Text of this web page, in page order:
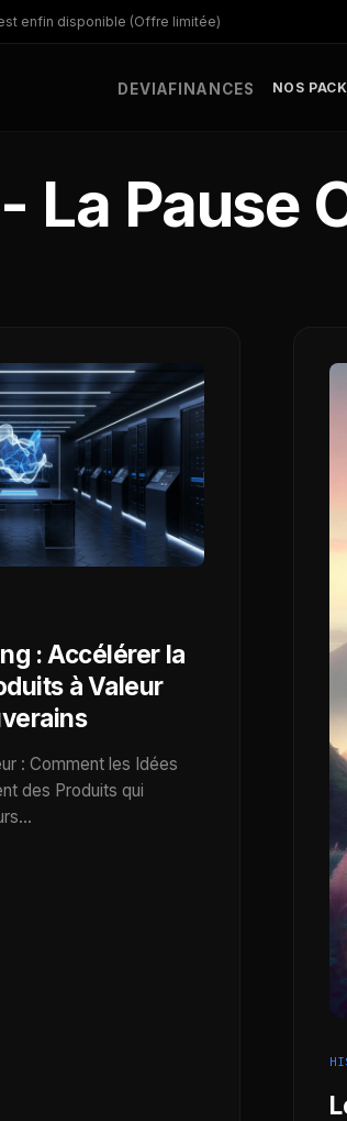
enfin disponible (Offre limitée)
DEVIAFINANCES NOS
La Pause
: Accélérer la
à Valeur
: Comment les Idées
des Produits qui